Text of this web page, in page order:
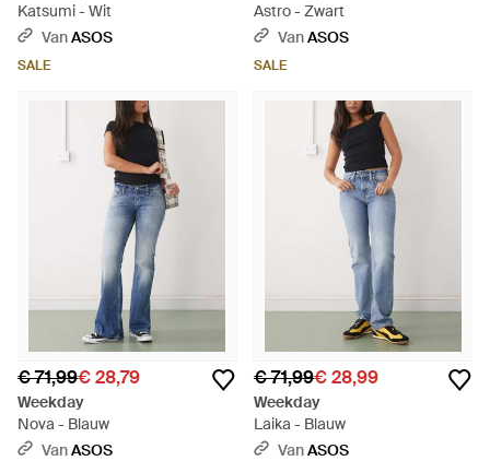
Katsumi - Wit
VanASOS
SALE
Astro - Zwart
VanASOS
SALE
€ 71,99€ 28,79
Weekday
Nova - Blauw
VanASOS
€ 71,99€ 28,99
Weekday
Laika - Blauw
VanASOS